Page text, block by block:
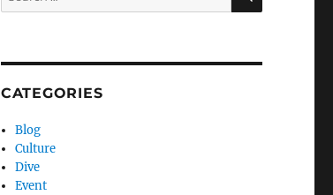
for:
CATEGORIES
Blog
Culture
Dive
Event